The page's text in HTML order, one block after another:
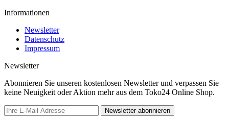
Informationen
Newsletter
Datenschutz
Impressum
Newsletter
Abonnieren Sie unseren kostenlosen Newsletter und verpassen Sie
keine Neuigkeit oder Aktion mehr aus dem Toko24 Online Shop.
Newsletter abonnieren